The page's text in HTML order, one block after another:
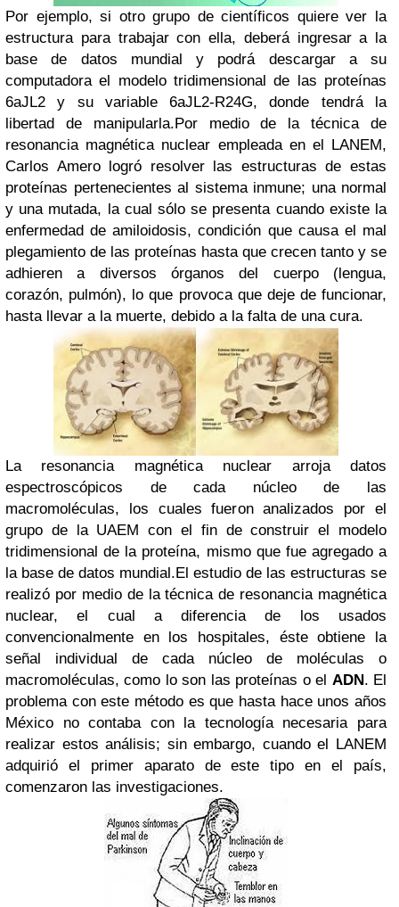
Por ejemplo, si otro grupo de científicos quiere ver la
estructura para trabajar con ella, deberá ingresar a la
base de datos mundial y podrá descargar a su
computadora el modelo tridimensional de las proteínas
6aJL2 y su variable 6aJL2-R24G, donde tendrá la
libertad de manipularla.Por medio de la técnica de
resonancia magnética nuclear empleada en el LANEM,
Carlos Amero logró resolver las estructuras de estas
proteínas pertenecientes al sistema inmune; una normal
y una mutada, la cual sólo se presenta cuando existe la
enfermedad de amiloidosis, condición que causa el mal
plegamiento de las proteínas hasta que crecen tanto y se
adhieren a diversos órganos del cuerpo (lengua,
corazón, pulmón), lo que provoca que deje de funcionar,
hasta llevar a la muerte, debido a la falta de una cura.
La resonancia magnética nuclear arroja datos
espectroscópicos de cada núcleo de las
macromoléculas, los cuales fueron analizados por el
grupo de la UAEM con el fin de construir el modelo
tridimensional de la proteína, mismo que fue agregado a
la base de datos mundial.El estudio de las estructuras se
realizó por medio de la técnica de resonancia magnética
nuclear, el cual a diferencia de los usados
convencionalmente en los hospitales, éste obtiene la
señal individual de cada núcleo de moléculas o
macromoléculas, como lo son las proteínas o el ADN. El
problema con este método es que hasta hace unos años
México no contaba con la tecnología necesaria para
realizar estos análisis; sin embargo, cuando el LANEM
adquirió el primer aparato de este tipo en el país,
comenzaron las investigaciones.